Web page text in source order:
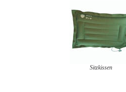
Sitzkissen